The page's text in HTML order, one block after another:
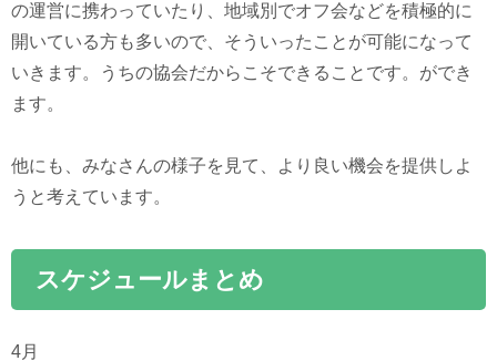
の運営に携わっていたり、地域別でオフ会などを積極的に
開いている方も多いので、そういったことが可能になって
いきます。うちの協会だからこそできることです。ができ
ます。
他にも、みなさんの様子を見て、より良い機会を提供しよ
うと考えています。
スケジュールまとめ
4月